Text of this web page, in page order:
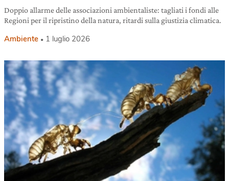
Doppio allarme delle associazioni ambientaliste: tagliati i fondi alle
Regioni per il ripristino della natura, ritardi sulla giustizia climatica.
Ambiente 1 luglio 2026